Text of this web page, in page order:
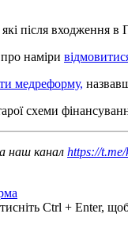
після входження
наміри
медреформу,
схеми
наш канал https://
Ctrl + Enter,